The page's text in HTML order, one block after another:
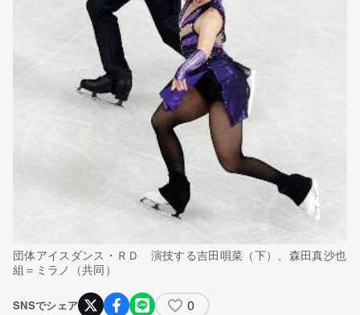
団体アイスダンス・ＲＤ 演技する吉田唄菜（下）、森田真沙也
組＝ミラノ（共同）
SNSでシェア 0